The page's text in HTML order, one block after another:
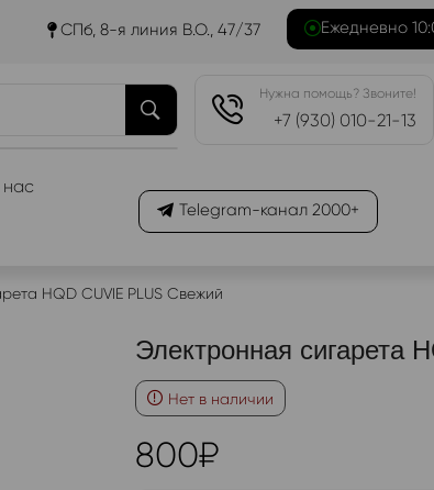
СПб, 8-я линия В.О., 47/37 Ежедневно
Нужна помощь? Звоните!
+7 (930) 010-21-13
Telegram-канал 2000+
HQD CUVIE PLUS Свежий
Электронная сигарета
Нет в наличии
800₽